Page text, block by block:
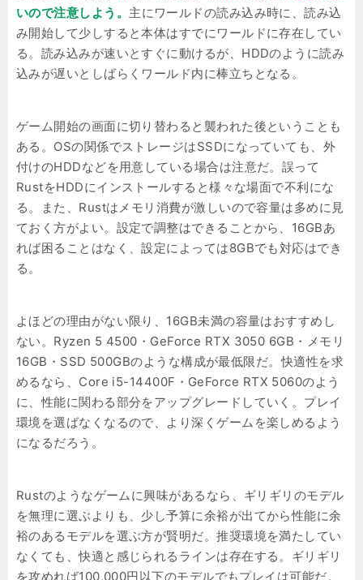
いので注意しよう。 主にワールドの読み込み時に、読み込
み開始して少しすると本体はすでにワールドに存在してい
る。読み込みが速いとすぐに動けるが、HDDのように読み
込みが遅いとしばらくワールド内に棒立ちとなる。
ゲーム開始の画面に切り替わると襲われた後ということも
ある。OSの関係でストレージはSSDになっていても、外
付けのHDDなどを用意している場合は注意だ。誤って
RustをHDDにインストールすると様々な場面で不利にな
る。また、Rustはメモリ消費が激しいので容量は多めに見
ておく方がよい。設定で調整はできることから、16GBあ
れば困ることはなく、設定によっては8GBでも対応はでき
る。
よほどの理由がない限り、16GB未満の容量はおすすめし
ない。Ryzen 5 4500・GeForce RTX 3050 6GB・メモリ
16GB・SSD 500GBのような構成が最低限だ。快適性を求
めるなら、Core i5-14400F・GeForce RTX 5060のよう
に、性能に関わる部分をアップグレードしていく。プレイ
環境を選ばなくなるので、より深くゲームを楽しめるよう
になるだろう。
Rustのようなゲームに興味があるなら、ギリギリのモデル
を無理に選ぶよりも、少し予算に余裕が出てから性能に余
裕のあるモデルを選ぶ方が賢明だ。推奨環境を満たしてい
なくても、快適と感じられるラインは存在する。ギリギリ
を攻めれば100,000円以下のモデルでもプレイは可能だ。